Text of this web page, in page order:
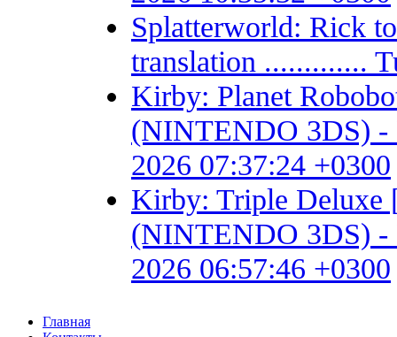
Splatterworld: Rick
translation .............
Kirby: Planet
(NINTENDO 3DS) -
2026 07:37:24 +0300
Kirby: Triple
(NINTENDO 3DS) -
2026 06:57:46 +0300
Главная